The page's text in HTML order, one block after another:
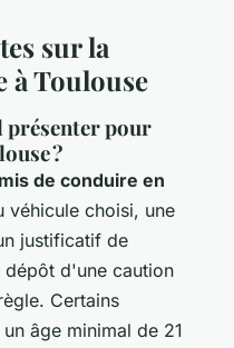
sur la
à Toulouse
présenter pour
?
de conduire en
véhicule choisi, une
justificatif de
dépôt d'une caution
Certains
âge minimal de 21